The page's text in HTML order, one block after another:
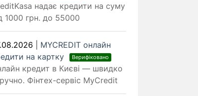
надає кредити на суму
1000 грн. до 55000
MYCREDIT онлайн
на картку
Верифіковано
кредит в Києві — швидко
Фінтех-сервіс MyCredit